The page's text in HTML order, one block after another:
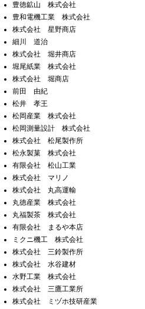
豊徳鉱山 株式会社
豊和電機工業 株式会社
株式会社 星野商店
細川 道治
株式会社 堀井商店
堀尾紙業 株式会社
株式会社 堀商店
前田 由紀
松井 孝王
松岡産業 株式会社
松岡測量設計 株式会社
株式会社 松尾製作所
松永製菓 株式会社
有限会社 松山工業
株式会社 マリノ
株式会社 丸高運輸
丸徳産業 株式会社
丸福製茶 株式会社
有限会社 まるや本店
ミクニ機工 株式会社
株式会社 三鈴製作所
株式会社 水谷建材
水野工業 株式会社
株式会社 三鷹工業所
株式会社 ミヅホ技研産業